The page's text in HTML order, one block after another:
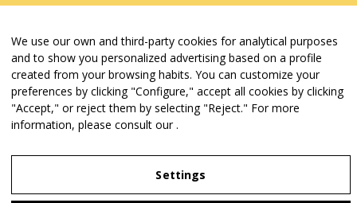
Política de privacidad
Política de cookies
Política de web i redes
Parking público: Avenida Josep Tarradellas, 38
We use our own and third-party cookies for analytical purposes
and to show you personalized advertising based on a profile
created from your browsing habits. You can customize your
preferences by clicking "Configure," accept all cookies by clicking
"Accept," or reject them by selecting "Reject." For more
information, please consult our.
Settings
Legal Notice
Privacy Policy